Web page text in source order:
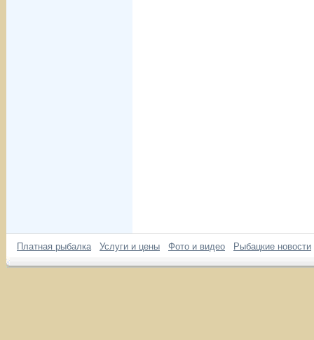
Платная рыбалка Услуги и цены Фото и видео Рыбацкие новости